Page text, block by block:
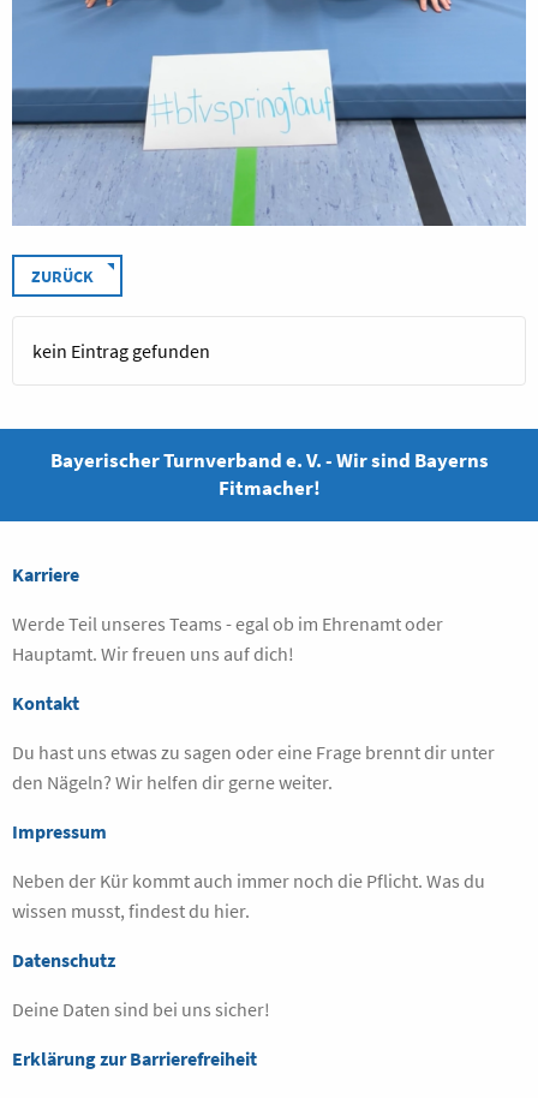
ZURÜCK
kein Eintrag gefunden
Bayerischer Turnverband e. V. - Wir sind Bayerns
Fitmacher!
Karriere
Werde Teil unseres Teams - egal ob im Ehrenamt oder
Hauptamt. Wir freuen uns auf dich!
Kontakt
Du hast uns etwas zu sagen oder eine Frage brennt dir unter
den Nägeln? Wir helfen dir gerne weiter.
Impressum
Neben der Kür kommt auch immer noch die Pflicht. Was du
wissen musst, findest du hier.
Datenschutz
Deine Daten sind bei uns sicher!
Erklärung zur Barrierefreiheit